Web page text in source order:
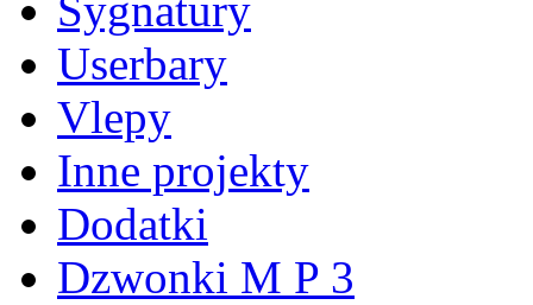
Userbary
Vlepy
Inne projekty
Dodatki
Dzwonki M P 3